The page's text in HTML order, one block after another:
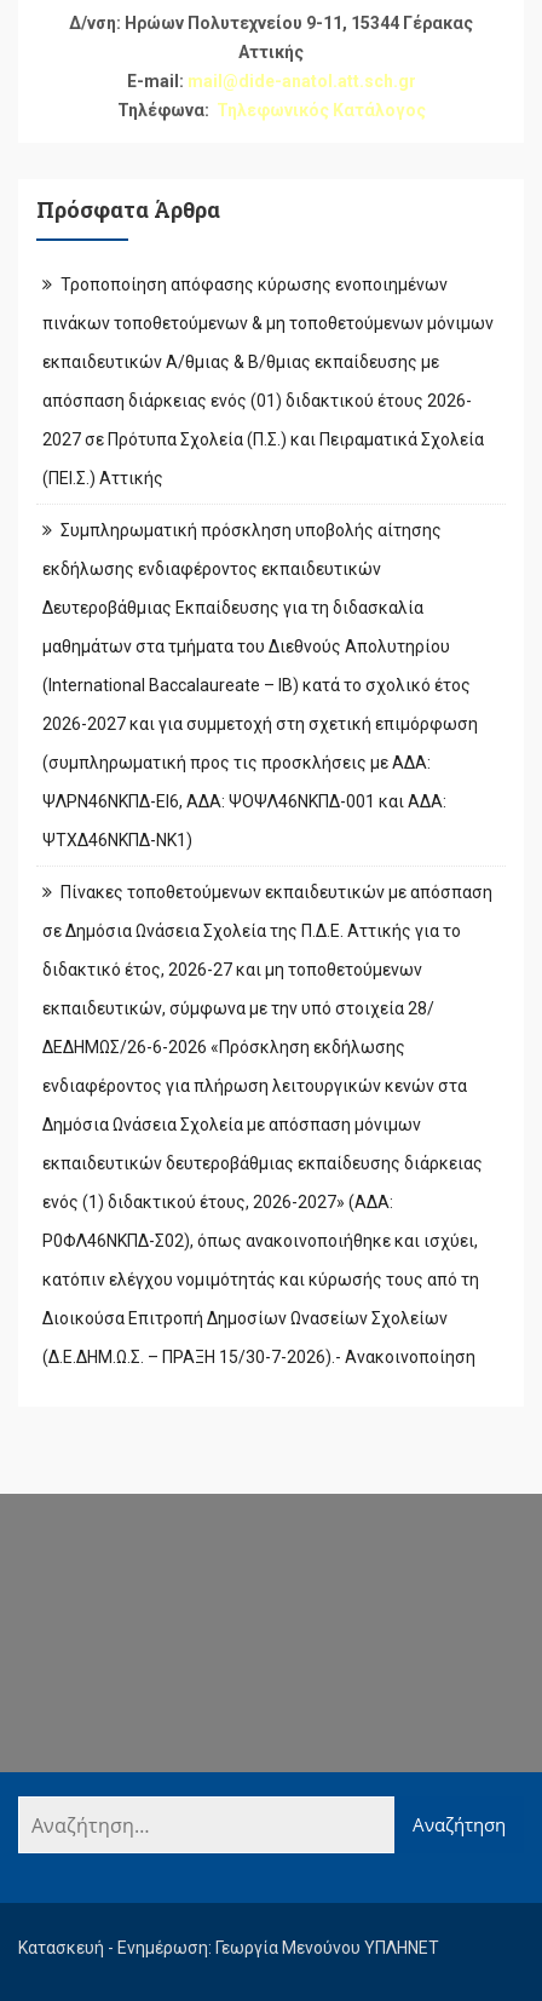
Δ/νση: Ηρώων Πολυτεχνείου 9-11, 15344 Γέρακας
Αττικής
E-mail: mail@dide-anatol.att.sch.gr
Τηλέφωνα: Τηλεφωνικός Κατάλογος
Πρόσφατα Άρθρα
Τροποποίηση απόφασης κύρωσης ενοποιημένων
πινάκων τοποθετούμενων & μη τοποθετούμενων μόνιμων
εκπαιδευτικών Α/θμιας & Β/θμιας εκπαίδευσης με
απόσπαση διάρκειας ενός (01) διδακτικού έτους 2026-
2027 σε Πρότυπα Σχολεία (Π.Σ.) και Πειραματικά Σχολεία
(ΠΕΙ.Σ.) Αττικής
Συμπληρωματική πρόσκληση υποβολής αίτησης
εκδήλωσης ενδιαφέροντος εκπαιδευτικών
Δευτεροβάθμιας Εκπαίδευσης για τη διδασκαλία
μαθημάτων στα τμήματα του Διεθνούς Απολυτηρίου
(International Baccalaureate – IB) κατά το σχολικό έτος
2026-2027 και για συμμετοχή στη σχετική επιμόρφωση
(συμπληρωματική προς τις προσκλήσεις με ΑΔΑ:
ΨΛΡΝ46ΝΚΠΔ-ΕΙ6, ΑΔΑ: ΨΟΨΛ46ΝΚΠΔ-001 και ΑΔΑ:
ΨΤΧΔ46ΝΚΠΔ-ΝΚ1)
Πίνακες τοποθετούμενων εκπαιδευτικών με απόσπαση
σε Δημόσια Ωνάσεια Σχολεία της Π.Δ.Ε. Αττικής για το
διδακτικό έτος, 2026-27 και μη τοποθετούμενων
εκπαιδευτικών, σύμφωνα με την υπό στοιχεία 28/
ΔΕΔΗΜΩΣ/26-6-2026 «Πρόσκληση εκδήλωσης
ενδιαφέροντος για πλήρωση λειτουργικών κενών στα
Δημόσια Ωνάσεια Σχολεία με απόσπαση μόνιμων
εκπαιδευτικών δευτεροβάθμιας εκπαίδευσης διάρκειας
ενός (1) διδακτικού έτους, 2026-2027» (ΑΔΑ:
Ρ0ΦΛ46ΝΚΠΔ-Σ02), όπως ανακοινοποιήθηκε και ισχύει,
κατόπιν ελέγχου νομιμότητάς και κύρωσής τους από τη
Διοικούσα Επιτροπή Δημοσίων Ωνασείων Σχολείων
(Δ.Ε.ΔΗΜ.Ω.Σ. – ΠΡΑΞΗ 15/30-7-2026).- Ανακοινοποίηση
Κατασκευή - Ενημέρωση: Γεωργία Μενούνου ΥΠΛΗΝΕΤ